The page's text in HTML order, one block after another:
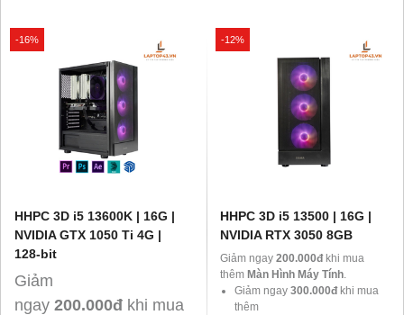
ngay
loại khi mua thêm
chuột, phím, tai
nghe.
Giảm
100.000đ
mỗi
loại khi mua thêm
chuột, phím, tai
-16%
HHPC 3D i5 13600K | 16G |
NVIDIA GTX 1050 Ti 4G |
128-bit
Giảm
ngay 200.000đ khi mua
-12%
HHPC 3D i5 13500 | 16G |
NVIDIA RTX 3050 8GB
Giảm ngay 200.000đkhi mua
thêm Màn Hình Máy Tính
Giảm ngay 300.000đkhi mua
thêm